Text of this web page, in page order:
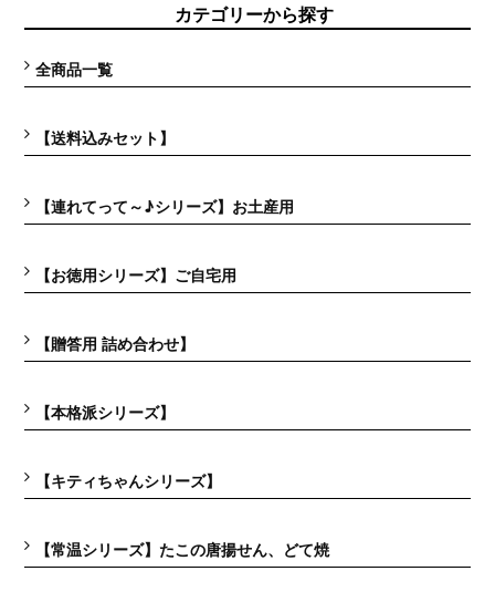
カテゴリーから探す
全商品一覧
【送料込みセット】
【連れてって～♪シリーズ】お土産用
【お徳用シリーズ】ご自宅用
【贈答用 詰め合わせ】
【本格派シリーズ】
【キティちゃんシリーズ】
【常温シリーズ】たこの唐揚せん、どて焼